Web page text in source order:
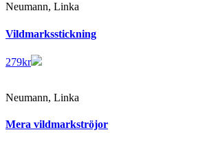
Neumann, Linka
Vildmarksstickning
279kr
Neumann, Linka
Mera vildmarkströjor